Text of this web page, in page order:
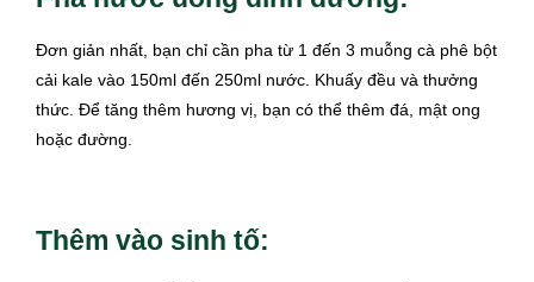
Đơn giản nhất, bạn chỉ cần pha từ 1 đến 3 muỗng cà phê bột
cải kale vào 150ml đến 250ml nước. Khuấy đều và thưởng
thức. Để tăng thêm hương vị, bạn có thể thêm đá, mật ong
hoặc đường.
Thêm vào sinh tố: